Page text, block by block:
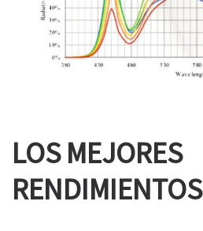
LOS MEJORES
RENDIMIENTOS